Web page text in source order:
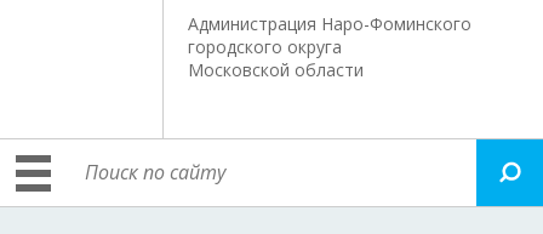
Администрация Наро-Фоминского
городского округа
Московской области